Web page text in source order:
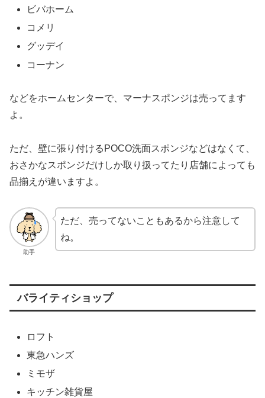
ビバホーム
コメリ
グッデイ
コーナン
などをホームセンターで、マーナスポンジは売ってます
よ。
ただ、壁に張り付けるPOCO洗面スポンジなどはなくて、
おさかなスポンジだけしか取り扱ってたり店舗によっても
品揃えが違いますよ。
助手
ただ、売ってないこともあるから注意して
ね。
バライティショップ
ロフト
東急ハンズ
ミモザ
キッチン雑貨屋